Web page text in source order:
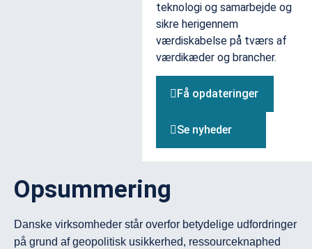
teknologi og samarbejde og
sikre herigennem
værdiskabelse på tværs af
værdikæder og brancher.
Få opdateringer
Se nyheder
Opsummering
Danske virksomheder står overfor betydelige udfordringer
på grund af geopolitisk usikkerhed, ressourceknaphed